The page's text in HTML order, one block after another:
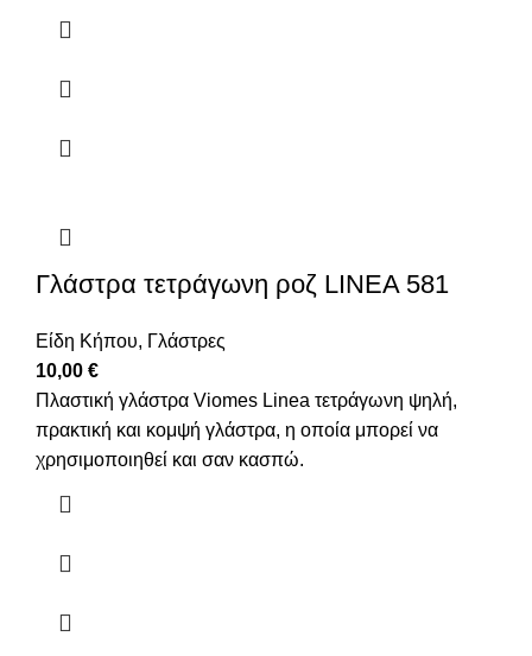
Γλάστρα τετράγωνη ροζ LINEA 581
Είδη Κήπου, Γλάστρες
10,00 €
Πλαστική γλάστρα Viomes Linea τετράγωνη ψηλή,
πρακτική και κομψή γλάστρα, η οποία μπορεί να
χρησιμοποιηθεί και σαν κασπώ.